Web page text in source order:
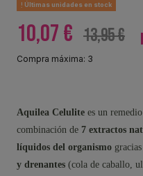
Últimas unidades en stock
10,07 € 13,95 €
Compra máxima: 3
Aquilea Celulite es un
combinación de 7 extractos
líquidos del organismo
y drenantes (cola de caballo,